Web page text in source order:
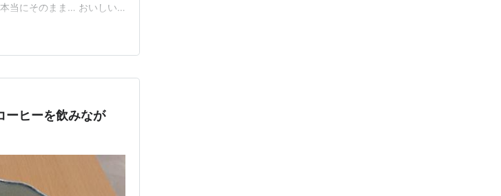
当にそのまま… おいしい
で、こういうとこで紹介し
ーヒーを飲みなが